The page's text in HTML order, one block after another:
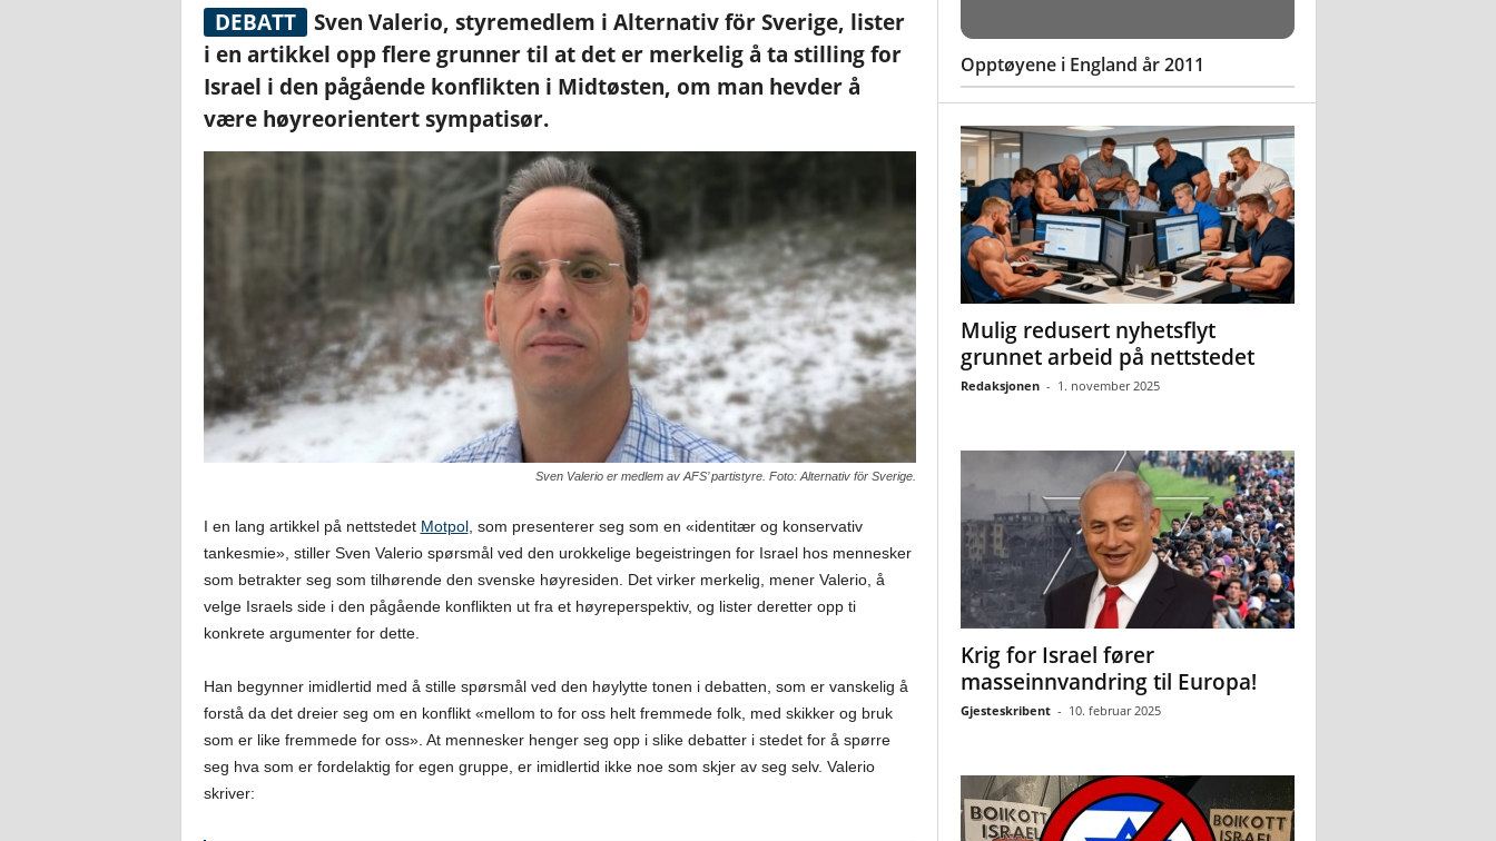
DEBATT
Sven Valerio, styremedlem i Alternativ för Sverige, lister
i en artikkel opp flere grunner til at det er merkelig å ta stilling for
Israel i den pågående konflikten i Midtøsten, om man hevder å
være høyreorientert sympatisør.
Sven Valerio er medlem av AFS’ partistyre. Foto: Alternativ för Sverige.
I en lang artikkel på nettstedet Motpol, som presenterer seg som en «identitær og konservativ
tankesmie», stiller Sven Valerio spørsmål ved den urokkelige begeistringen for Israel hos mennesker
som betrakter seg som tilhørende den svenske høyresiden. Det virker merkelig, mener Valerio, å
velge Israels side i den pågående konflikten ut fra et høyreperspektiv, og lister deretter opp ti
konkrete argumenter for dette.
Han begynner imidlertid med å stille spørsmål ved den høylytte tonen i debatten, som er vanskelig å
forstå da det dreier seg om en konflikt «mellom to for oss helt fremmede folk, med skikker og bruk
som er like fremmede for oss». At mennesker henger seg opp i slike debatter i stedet for å spørre
seg hva som er fordelaktig for egen gruppe, er imidlertid ikke noe som skjer av seg selv. Valerio
skriver:
Opptøyene i England år 2011
Mulig redusert nyhetsflyt
grunnet arbeid på nettstedet
Redaksjonen - 1. november 2025
Krig for Israel fører
masseinnvandring til Europa!
Gjesteskribent - 10. februar 2025